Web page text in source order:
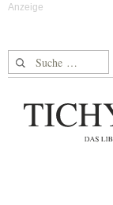
Suche nach: